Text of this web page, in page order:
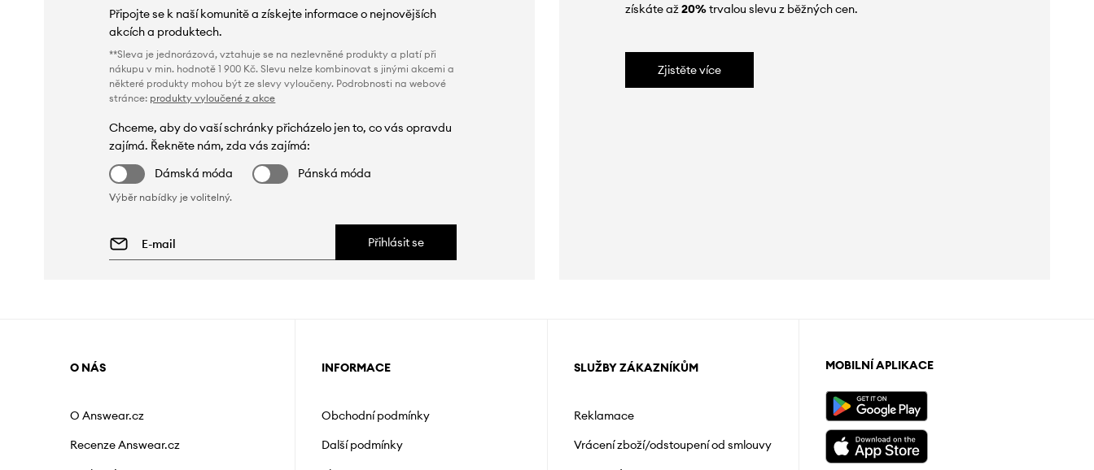
Připojte se k naší komunitě a získejte informace o nejnovějších
akcích a produktech.
**Sleva je jednorázová, vztahuje se na nezlevněné produkty a platí při
nákupu v min. hodnotě 1 900 Kč. Slevu nelze kombinovat s jinými akcemi a
některé produkty mohou být ze slevy vyloučeny. Podrobnosti na webové
stránce: produkty vyloučené z akce
Chceme, aby do vaší schránky přicházelo jen to, co vás opravdu
zajímá. Řekněte nám, zda vás zajímá:
Dámská móda
Pánská móda
Výběr nabídky je volitelný.
Přihlásit se
získáte až20%trvalou slevu z běžných cen.
Zjistěte více
O NÁS
O Answear.cz
Recenze Answear.cz
INFORMACE
Obchodní podmínky
Další podmínky
SLUŽBY ZÁKAZNÍKŮM
Reklamace
Vrácení zboží/odstoupení od smlouvy
MOBILNÍ APLIKACE